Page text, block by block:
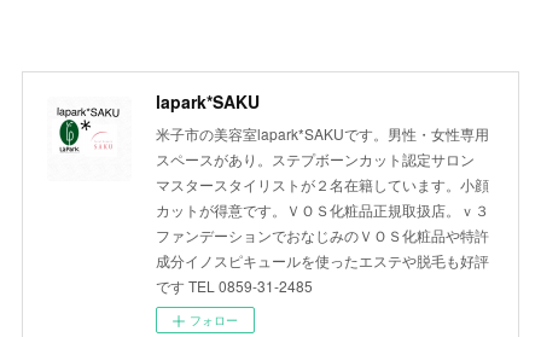
lapark*SAKU
米子市の美容室lapark*SAKUです。男性・女性専用
スペースがあり。ステプボーンカット認定サロン
マスタースタイリストが２名在籍しています。小顔
カットが得意です。ＶＯＳ化粧品正規取扱店。ｖ３
ファンデーションでおなじみのＶＯＳ化粧品や特許
成分イノスピキュールを使ったエステや脱毛も好評
です TEL 0859-31-2485
フォロー